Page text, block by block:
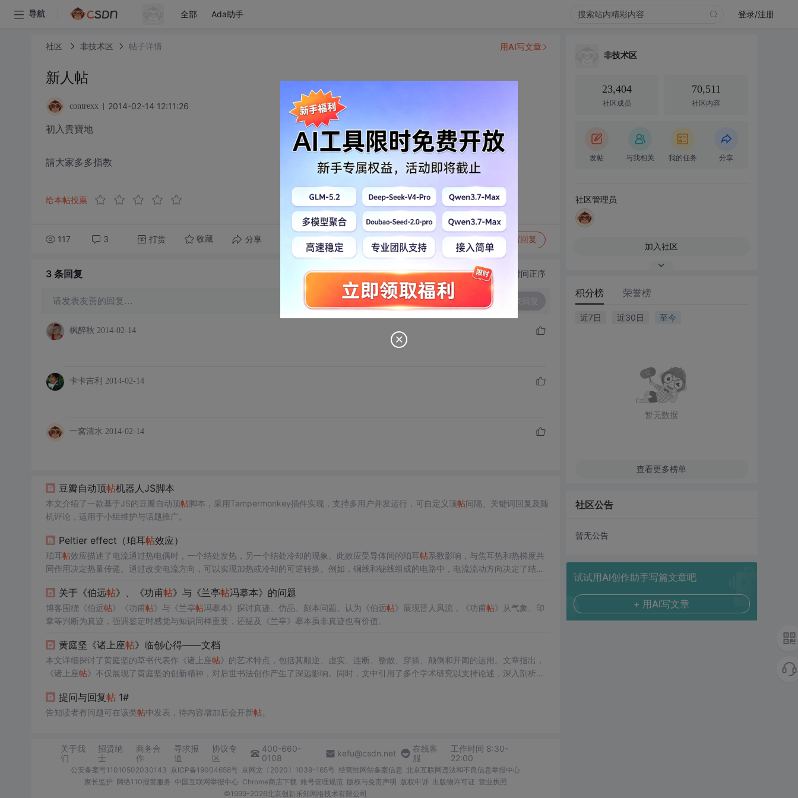
导航 全部 Ada助手 登录/注册
社区 非技术区 帖子详情
新人帖
contrexx 2014-02-14 12:11:26
初入貴寶地
請大家多多指教
给本帖投票
117 3 打赏 收藏 分享 转发到动态 举报 写回复
用AI写文章
3 条回复 切换为时间正序
请发表友善的回复…
枫醉秋 2014-02-14
卡卡吉利 2014-02-14
一窝清水 2014-02-14
豆瓣自动顶帖机器人JS脚本
本文介绍了一款基于JS的豆瓣自动顶帖脚本，采用Tampermonkey插件实现，支持多用户并发运行，可自定义顶帖间隔、关键词回复及随
机评论，适用于小组维护与话题推广。
Peltier effect（珀耳帖效应）
珀耳帖效应描述了电流通过热电偶时，一个结处发热，另一个结处冷却的现象。此效应受导体间的珀耳帖系数影响，与焦耳热和热梯度共
同作用决定热量传递。通过改变电流方向，可以实现加热或冷却的可逆转换。例如，铜线和铋线组成的电路中，电流流动方向决定了结点
关于《伯远帖》、《功甫帖》与《兰亭帖冯摹本》的问题
博客围绕《伯远帖》《功甫帖》与《兰亭帖冯摹本》探讨真迹、仿品、刻本问题。认为《伯远帖》展现晋人风流，《功甫帖》从气象、印
章等判断为真迹，强调鉴定时感觉与知识同样重要，还提及《兰亭》摹本虽非真迹也有价值。
黄庭坚《诸上座帖》临创心得——文档
本文详细探讨了黄庭坚的草书代表作《诸上座帖》的艺术特点，包括其顺逆、虚实、连断、整散、穿插、颠倒和开阖的运用。文章指出，
《诸上座帖》不仅展现了黄庭坚的创新精神，对后世书法创作产生了深远影响。同时，文中引用了多个学术研究以支持论述，深入剖析了
提问与回复帖1#
告知读者有问题可在该类帖中发表，待内容增加后会开新帖。
关于我
们
招贤纳
士
商务合
作
寻求报
道
协议专
区
400-660-
0108
kefu@csdn.net
在线客
服
工作时间 8:30-
22:00
公安备案号11010502030143 京ICP备19004658号 京网文〔2020〕1039-165号 经营性网站备案信息
北京互联网违法和不良信息举报中心
家长监护 网络110报警服务 中国互联网举报中心 Chrome商店下载 账号管理规范 版权与免责声明 版权申诉 出版物许可证 营业执照
©1999-2026北京创新乐知网络技术有限公司
非技术区
23,404
社区成员
70,511
社区内容
发帖 与我相关 我的任务 分享
社区管理员
加入社区
积分榜 荣誉榜
近7日 近30日 至今
暂无数据
查看更多榜单
社区公告
暂无公告
试试用AI创作助手写篇文章吧
+ 用AI写文章